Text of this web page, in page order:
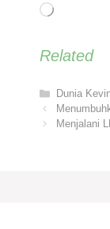
Loading…
Related
Categories
Dunia
Menjalani